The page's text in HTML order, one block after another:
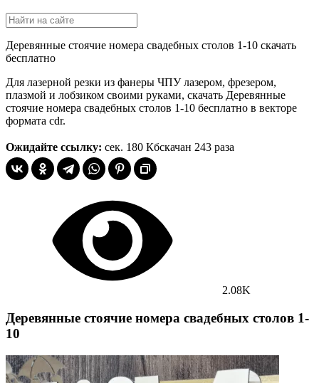
Деревянные стоячие номера свадебных столов 1-10 скачать
бесплатно
Для лазерной резки из фанеры ЧПУ лазером, фрезером,
плазмой и лобзиком своими руками, скачать Деревянные
стоячие номера свадебных столов 1-10 бесплатно в векторе
формата cdr.
Ожидайте ссылку: сек. 180 Кбскачан 243 раза
2.08K
Деревянные стоячие номера свадебных столов 1-
10